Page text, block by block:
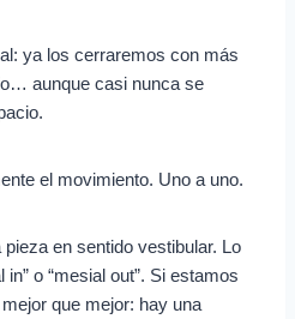
ya los cerraremos con más
aunque casi nunca se
el movimiento. Uno a uno.
en sentido vestibular. Lo
o “mesial out”. Si estamos
que mejor: hay una